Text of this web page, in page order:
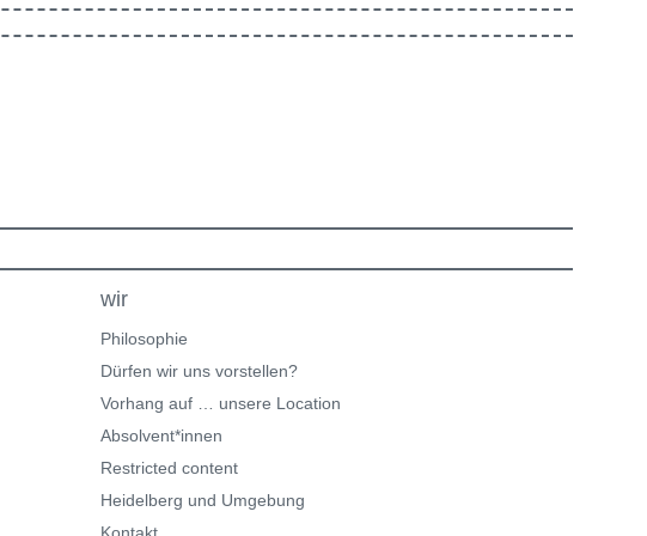
wir
Philosophie
Dürfen wir uns vorstellen?
Vorhang auf … unsere Location
Absolvent*innen
Restricted content
Heidelberg und Umgebung
Kontakt